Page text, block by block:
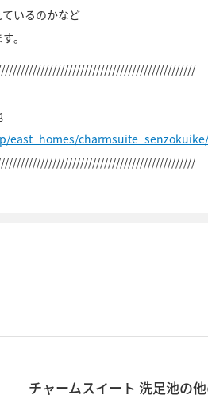
いるのかなど
。
east_homes/charmsuite_senzokuike/
チャームスイート 洗足池の